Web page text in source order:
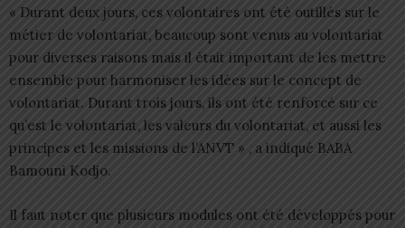
« Durant deux jours, ces volontaires ont été outillés sur le
métier de volontariat, beaucoup sont venus au volontariat
pour diverses raisons mais il était important de les mettre
ensemble pour harmoniser les idées sur le concept de
volontariat. Durant trois jours, ils ont été renforcé sur ce
qu’est le volontariat, les valeurs du volontariat, et aussi les
principes et les missions de l’ANVT » , a indiqué BABA
Bamouni Kodjo.
Il faut noter que plusieurs modules ont été développés pour